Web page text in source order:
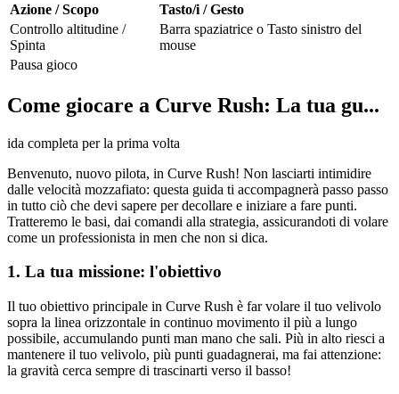
Azione / Scopo
Tasto/i / Gesto
Controllo altitudine /
Spinta
Barra spaziatrice o Tasto sinistro del
mouse
Pausa gioco
Come giocare a Curve Rush: La tua gu...
ida completa per la prima volta
Benvenuto, nuovo pilota, in Curve Rush! Non lasciarti intimidire
dalle velocità mozzafiato: questa guida ti accompagnerà passo passo
in tutto ciò che devi sapere per decollare e iniziare a fare punti.
Tratteremo le basi, dai comandi alla strategia, assicurandoti di volare
come un professionista in men che non si dica.
1. La tua missione: l'obiettivo
Il tuo obiettivo principale in Curve Rush è far volare il tuo velivolo
sopra la linea orizzontale in continuo movimento il più a lungo
possibile, accumulando punti man mano che sali. Più in alto riesci a
mantenere il tuo velivolo, più punti guadagnerai, ma fai attenzione:
la gravità cerca sempre di trascinarti verso il basso!